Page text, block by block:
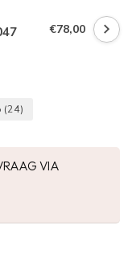
€78,00
(24)
VIA